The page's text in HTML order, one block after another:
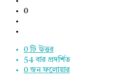
0
0 টি উত্তর
54বার প্রদর্শিত
0 জন ফলোয়ার